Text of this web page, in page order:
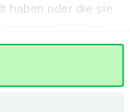
haben oder die sie